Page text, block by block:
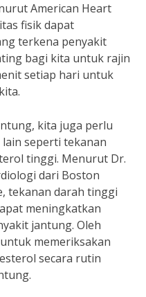
American Heart
fisik dapat
terkena penyakit
bagi kita untuk rajin
setiap hari untuk
kita juga perlu
seperti tekanan
tinggi. Menurut Dr.
dari Boston
tekanan darah tinggi
meningkatkan
jantung. Oleh
memeriksakan
secara rutin